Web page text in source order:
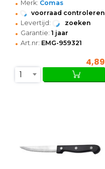
• Merk: Comas
• voorraad controleren
• Levertijd: zoeken
• Garantie: 1 jaar
• Art.nr: EMG-959321
4,89
1